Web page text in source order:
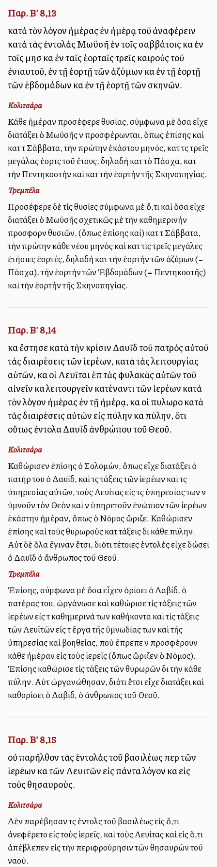
Παρ. Β' 8,13
κατὰ τὸν λόγον ἡμέρας ἐν ἡμέρᾳ τοῦ ἀναφέρειν
κατὰ τὰς ἐντολὰς Μωϋσῆ ἐν τοῖς σαββάτοις καὶ ἐν
τοῖς μησὶ καὶ ἐν ταῖς ἑορταῖς τρεῖς καιροὺς τοῦ
ἐνιαυτοῦ, ἐν τῇ ἑορτῇ τῶν ἀζύμων καὶ ἐν τῇ ἑορτῇ
τῶν ἑβδομάδων καὶ ἐν τῇ ἑορτῇ τῶν σκηνῶν.
Κολιτσάρα
Κάθε ἡμέραν προσέφερε θυσίας, σύμφωνα μὲ ὅσα εἶχε
διατάξει ὁ Μωϋσῆς νὰ προσφέρωνται, ὅπως ἐπίσης καὶ
κατὰ τὰ Σάββατα, τὴν πρώτην ἑκάστου μηνός, κατὰ τὰς τρεῖς
μεγάλας ἑορτὰς τοῦ ἔτους, δηλαδὴ κατὰ τὸ Πάσχα, κατὰ
τὴν Πεντηκοστὴν καὶ κατὰ τὴν ἑορτὴν τῆς Σκηνοπηγίας.
Τρεμπέλα
Προσέφερε δὲ τὶς θυσίες σύμφωνα μὲ ὅ,τι καὶ ὅσα εἶχε
διατάξει ὁ Μωϋσῆς σχετικῶς μὲ τὴν καθημερινὴν
προσφορὰν θυσιῶν, (ὅπως ἐπίσης καί) κατὰ τὰ Σάββατα,
τὴν πρώτην κάθε νέου μηνὸς καὶ κατὰ τὶς τρεῖς μεγάλες
ἐτήσιες ἑορτές, δηλαδὴ κατὰ τὴν ἑορτὴν τῶν ἀζύμων (=
Πάσχα), τὴν ἑορτὴν τῶν Ἑβδομάδων (= Πεντηκοστῆς)
καὶ τὴν ἑορτὴν τῆς Σκηνοπηγίας.
Παρ. Β' 8,14
καὶ ἔστησε κατὰ τὴν κρίσιν Δαυῒδ τοῦ πατρὸς αὐτοῦ
τὰς διαιρέσεις τῶν ἱερέων, κατὰ τὰς λειτουργίας
αὐτῶν, καὶ οἱ Λευῖται ἐπὶ τὰς φυλακὰς αὐτῶν τοῦ
αἰνεῖν καὶ λειτουργεῖν κατέναντι τῶν ἱερέων κατὰ
τὸν λόγον ἡμέρας ἐν τῇ ἡμέρᾳ, καὶ οἱ πυλωροὶ κατὰ
τὰς διαιρέσεις αὐτῶν εἰς πύλην καὶ πύλην, ὅτι
οὕτως ἐντολαὶ Δαυῒδ ἀνθρώπου τοῦ Θεοῦ.
Κολιτσάρα
Καθώρισεν ἐπίσης ὁ Σολομών, ὅπως εἶχε διατάξει ὁ
πατήρ του ὁ Δαυΐδ, καὶ τὰς τάξεις τῶν ἱερέων καὶ τὰς
ὑπηρεσίας αὐτῶν, τοὺς Λευίτας εἰς τὰς ὑπηρεσίας των νὰ
ὑμνοῦν τὸν Θεὸν καὶ νὰ ὑπηρετοῦν ἐνώπιον τῶν ἱερέων
ἑκάστην ἡμέραν, ὅπως ὁ Νόμος ὥριζε. Καθώρισεν
ἐπίσης καὶ τοὺς θυρωροὺς κατὰ τάξεις διὰ κάθε πύλην.
Αὐτὰ δὲ ὅλα ἔγιναν ἔτσι, διότι τέτοιες ἐντολὲς εἶχε δώσει
ὁ Δαυῒδ ὁ ἄνθρωπος τοῦ Θεοῦ.
Τρεμπέλα
Ἐπίσης, σύμφωνα μὲ ὅσα εἶχεν ὁρίσει ὁ Δαβίδ, ὁ
πατέρας του, ὠργάνωσε καὶ καθώρισε τὶς τάξεις τῶν
ἱερέων εἰς τὰ καθημερινά των καθήκοντα καὶ τὶς τάξεις
τῶν Λευϊτῶν εἰς τὰ ἔργα τῆς ὑμνωδίας των καὶ τῆς
ὑπηρεσίας καὶ βοηθείας, ποὺ ἔπρεπε νὰ προσφέρουν
κάθε ἡμέραν εἰς τοὺς ἱερεῖς (ὅπως ὥριζεν ὁ Νόμος).
Ἐπίσης καθώρισε τὶς τάξεις τῶν θυρωρῶν διὰ τὴν κάθε
πύλην. Αὐτὰ ὠργανώθησαν, διότι ἔτσι εἶχε διατάξει καὶ
καθορίσει ὁ Δαβίδ, ὁ ἄνθρωπος τοῦ Θεοῦ.
Παρ. Β' 8,15
οὐ παρῆλθον τὰς ἐντολὰς τοῦ βασιλέως περὶ τῶν
ἱερέων καὶ τῶν Λευιτῶν εἰς πάντα λόγον καὶ εἰς
τοὺς θησαυρούς.
Κολιτσάρα
Δὲν παρέβησαν τὰς ἐντολὰς τοῦ βασιλέως εἰς ὅ,τι
ἀνεφέρετο εἰς τοὺς ἱερεῖς, καὶ τοὺς Λευίτας καὶ εἰς ὅ,τι
ἀπέβλεπεν εἰς τὴν περιφρούρησιν τῶν θησαυρῶν τοῦ
ναοῦ.